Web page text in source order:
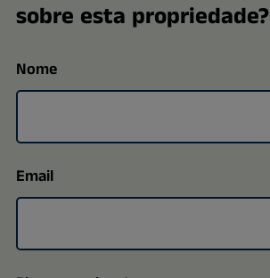
sobre esta propriedade?
Nome
Email